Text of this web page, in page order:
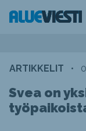
ARTIKKELIT •
Svea on